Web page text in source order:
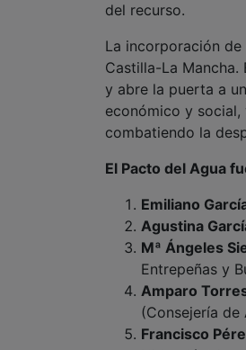
del recurso.
La incorporación
Castilla-La
y abre la puerta a
económico y social,
combatiendo la
El Pacto del Agua
Emiliano
Agustina
Mª Ángeles
Entrepeñas y
Amparo
(Consejería de
Francisco